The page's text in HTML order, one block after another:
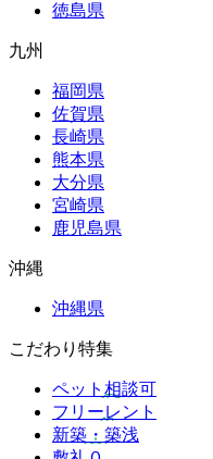
徳島県
九州
福岡県
佐賀県
長崎県
熊本県
大分県
宮崎県
鹿児島県
沖縄
沖縄県
こだわり特集
ペット相談可
フリーレント
新築・築浅